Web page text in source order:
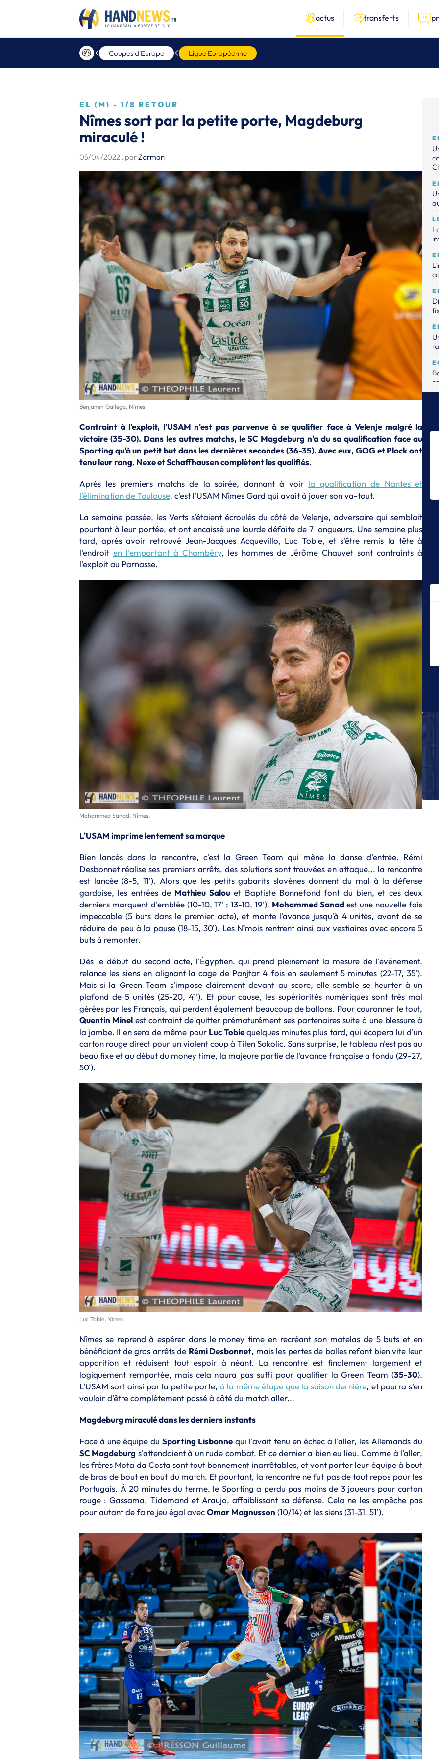
actus transferts
Coupes d'Europe Ligue Européenne
EL (M) - 1/8 RETOUR
Nîmes sort par la petite porte, Magdeburg
miraculé !
05/04/2022 , parZorman
Benjamin Gallego, Nîmes.
Contraint à l'exploit, l'USAM n'est pas parvenue à se qualifier face à Velenje malgré la
victoire (35-30). Dans les autres matchs, le SC Magdeburg n'a du sa qualification face au
Sporting qu'à un petit but dans les dernières secondes (36-35). Avec eux, GOG et Plock ont
tenu leur rang. Nexe et Schaffhausen complètent les qualifiés.
Après les premiers matchs de la soirée, donnant à voir la qualification de Nantes et
l'élimination de Toulouse, c'est l'USAM Nîmes Gard qui avait à jouer son va-tout.
La semaine passée, les Verts s'étaient écroulés du côté de Velenje, adversaire qui semblait
pourtant à leur portée, et ont encaissé une lourde défaite de 7 longueurs. Une semaine plus
tard, après avoir retrouvé Jean-Jacques Acquevillo, Luc Tobie, et s'être remis la tête à
l'endroit en l'emportant à Chambéry, les hommes de Jérôme Chauvet sont contraints à
l'exploit au Parnasse.
Mohammed Sanad, Nîmes.
L'USAM imprime lentement sa marque
Bien lancés dans la rencontre, c'est la Green Team qui mène la danse d'entrée. Rémi
Desbonnet réalise ses premiers arrêts, des solutions sont trouvées en attaque... la rencontre
est lancée (8-5, 11'). Alors que les petits gabarits slovènes donnent du mal à la défense
gardoise, les entrées de Mathieu Salouet Baptiste Bonnefond font du bien, et ces deux
derniers marquent d'emblée (10-10, 17' ; 13-10, 19'). Mohammed Sanadest une nouvelle fois
impeccable (5 buts dans le premier acte), et monte l'avance jusqu'à 4 unités, avant de se
réduire de peu à la pause (18-15, 30'). Les Nîmois rentrent ainsi aux vestiaires avec encore 5
buts à remonter.
Dès le début du second acte, l'Égyptien, qui prend pleinement la mesure de l'événement,
relance les siens en alignant la cage de Panjtar 4 fois en seulement 5 minutes (22-17, 35').
Mais si la Green Team s'impose clairement devant au score, elle semble se heurter à un
plafond de 5 unités (25-20, 41'). Et pour cause, les supériorités numériques sont très mal
gérées par les Français, qui perdent également beaucoup de ballons. Pour couronner le tout,
Quentin Minel est contraint de quitter prématurément ses partenaires suite à une blessure à
la jambe. Il en sera de même pour Luc Tobiequelques minutes plus tard, qui écopera lui d'un
carton rouge direct pour un violent coup à Tilen Sokolic. Sans surprise, le tableau n'est pas au
beau fixe et au début du money time, la majeure partie de l'avance française a fondu (29-27,
50').
Luc Tobie, Nîmes.
Nîmes se reprend à espérer dans le money time en recréant son matelas de 5 buts et en
bénéficiant de gros arrêts de Rémi Desbonnet, mais les pertes de balles refont bien vite leur
apparition et réduisent tout espoir à néant. La rencontre est finalement largement et
logiquement remportée, mais cela n'aura pas suffi pour qualifier la Green Team (35-30).
L'USAM sort ainsi par la petite porte, à la même étape que la saison dernière, et pourra s'en
vouloir d'être complètement passé à côté du match aller...
Magdeburg miraculé dans les derniers instants
Face à une équipe du Sporting Lisbonne qui l'avait tenu en échec à l'aller, les Allemands du
SC Magdeburg s'attendaient à un rude combat. Et ce dernier a bien eu lieu. Comme à l'aller,
les frères Mota da Costa sont tout bonnement inarrêtables, et vont porter leur équipe à bout
de bras de bout en bout du match. Et pourtant, la rencontre ne fut pas de tout repos pour les
Portugais. À 20 minutes du terme, le Sporting a perdu pas moins de 3 joueurs pour carton
rouge : Gassama, Tidemand et Araujo, affaiblissant sa défense. Cela ne les empêche pas
pour autant de faire jeu égal avecOmar Magnusson (10/14) et les siens (31-31, 51').